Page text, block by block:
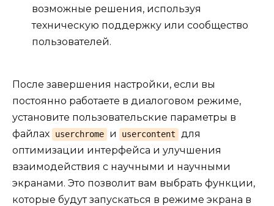
возможные решения, используя
техническую поддержку или сообщество
пользователей.
После завершения настройки, если вы
постоянно работаете в диалоговом режиме,
установите пользовательские параметры в
файлах
userchrome и usercontent
для
оптимизации интерфейса и улучшения
взаимодействия с научными и научными
экранами. Это позволит вам выбрать функции,
которые будут запускаться в режиме экрана в